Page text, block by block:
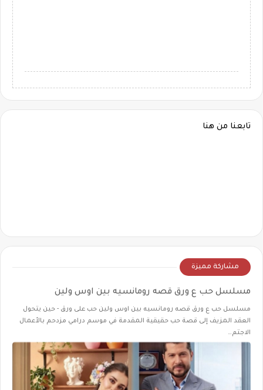
تابعنا من هنا
مشاركة مميزة
مسلسل حب ع ورق قصه رومانسيه بين اوس ولين
مسلسل حب ع ورق قصه رومانسيه بين اوس ولين حب على ورق - حين يتحول
العقد المزيف إلى قصة حب حقيقية المقدمة في موسم درامي مزدحم بالأعمال
الاجتم…